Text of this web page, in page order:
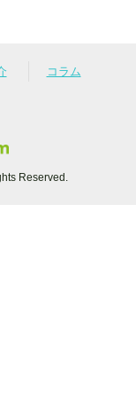
コラム
Reserved.